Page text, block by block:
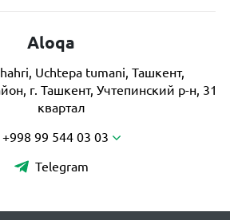
Aloqa
Uchtepa tumani, Ташкент,
г. Ташкент, Учтепинский р-н, 31
квартал
+998 99 544 03 03
Telegram